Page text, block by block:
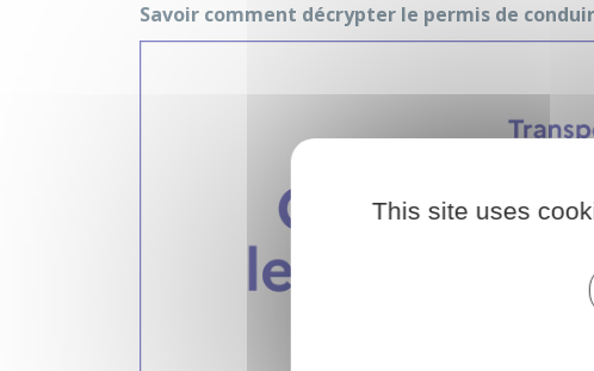
Savoir comment décrypter le permis de
This site uses